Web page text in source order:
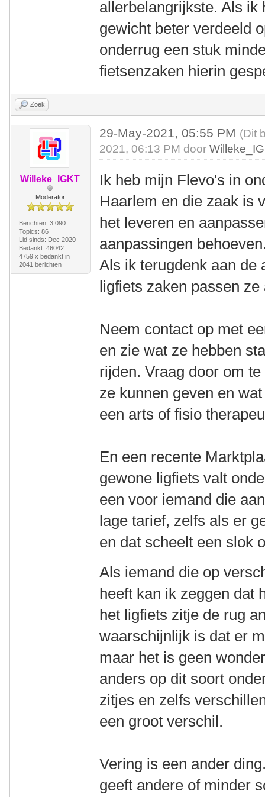
allerbelangrijkste. Als ik
gewicht beter verdeeld
onderrug een stuk
fietsenzaken hierin
Zoek
Willeke_IGKT
Moderator
Berichten: 3.090
Topics: 86
Lid sinds: Dec 2020
Bedankt: 46042
4759 x bedankt in
2041 berichten
29-May-2021, 05:55 PM (Dit
2021, 06:13 PM door
Ik heb mijn Flevo's in
Haarlem en die zaak is
het leveren en
aanpassingen
Als ik terugdenk aan de
ligfiets zaken passen
Neem contact op met
en zie wat ze hebben
rijden. Vraag door om
ze kunnen geven en
een arts of fisio
En een recente
gewone ligfiets valt
een voor iemand die
lage tarief, zelfs als er
en dat scheelt een slok
Als iemand die op
heeft kan ik zeggen dat
het ligfiets zitje de rug
waarschijnlijk is dat er
maar het is geen
anders op dit soort
zitjes en zelfs
een groot verschil.
Vering is een ander
geeft andere of minder